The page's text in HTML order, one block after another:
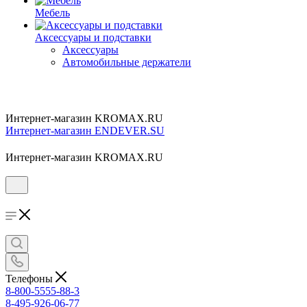
Мебель
Аксессуары и подставки
Аксессуары
Автомобильные держатели
Интернет-магазин KROMAX.RU
Интернет-магазин ENDEVER.SU
Интернет-магазин KROMAX.RU
Телефоны
8-800-5555-88-3
8-495-926-06-77